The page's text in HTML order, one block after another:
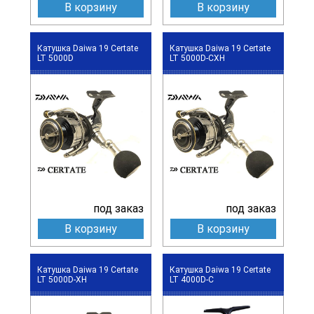
В корзину
В корзину
Катушка Daiwa 19 Certate
LT 5000D
под заказ
В корзину
Катушка Daiwa 19 Certate
LT 5000D-CXH
под заказ
В корзину
Катушка Daiwa 19 Certate
LT 5000D-XH
Катушка Daiwa 19 Certate
LT 4000D-С